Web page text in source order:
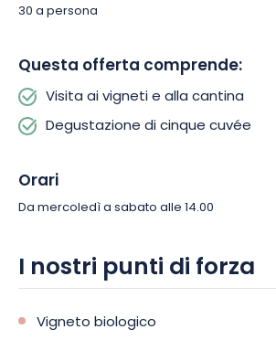
30 a persona
Questa offerta comprende:
Visita ai vigneti e alla cantina
Degustazione di cinque cuvée
Orari
Da mercoledì a sabato alle 14.00
I nostri punti di forza
Vigneto biologico